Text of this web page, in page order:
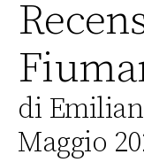
di
Maggio